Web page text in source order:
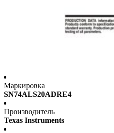
Маркировка
SN74ALS20ADRE4
Производитель
Texas Instruments